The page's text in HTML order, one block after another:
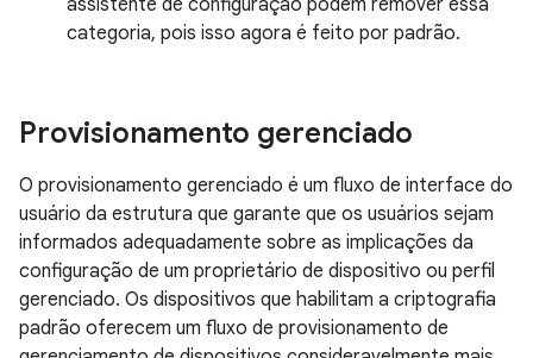
assistente de configuração podem remover essa
categoria, pois isso agora é feito por padrão.
Provisionamento gerenciado
O provisionamento gerenciado é um fluxo de interface do
usuário da estrutura que garante que os usuários sejam
informados adequadamente sobre as implicações da
configuração de um proprietário de dispositivo ou perfil
gerenciado. Os dispositivos que habilitam a criptografia
padrão oferecem um fluxo de provisionamento de